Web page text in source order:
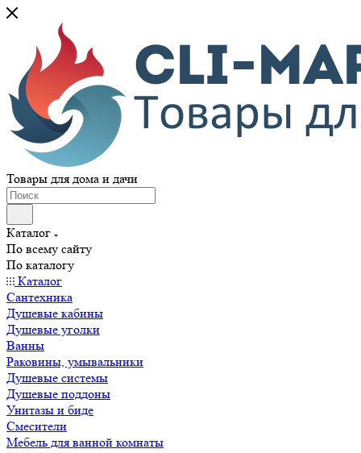
Товары для дома и дачи
Каталог
По всему сайту
По каталогу
Каталог
Сантехника
Душевые кабины
Душевые уголки
Ванны
Раковины, умывальники
Душевые системы
Душевые поддоны
Унитазы и биде
Смесители
Мебель для ванной комнаты